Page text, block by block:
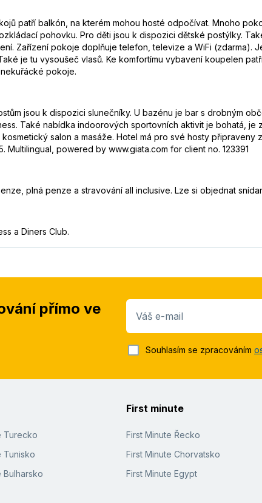
patří balkón, na kterém mohou hosté odpočívat. Mnoho
pohovku. Pro děti jsou k dispozici dětské postýlky.
Zařízení pokoje doplňuje telefon, televize a WiFi
je tu vysoušeč vlasů. Ke komfortímu vybavení koupelen
pokoje.
jsou k dispozici slunečníky. U bazénu je bar s drobným
Také nabídka indoorových sportovních aktivit je bohatá, je
salon a masáže. Hotel má pro své hosty připraveny
powered by www.giata.com for client no. 123391
plná penze a stravování all inclusive. Lze si objednat
a Diners Club.
přímo ve
Váš e-mail
Souhlasím se zpracováním
Turecko
Tunisko
Bulharsko
First minute
First Minute Řecko
First Minute Chorvatsko
First Minute Egypt